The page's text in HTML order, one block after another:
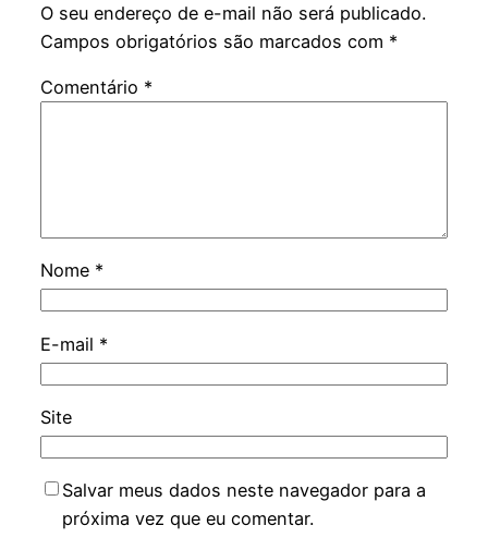
O seu endereço de e-mail não será publicado.
Campos obrigatórios são marcados com *
Comentário *
Nome *
E-mail *
Site
Salvar meus dados neste navegador para a
próxima vez que eu comentar.